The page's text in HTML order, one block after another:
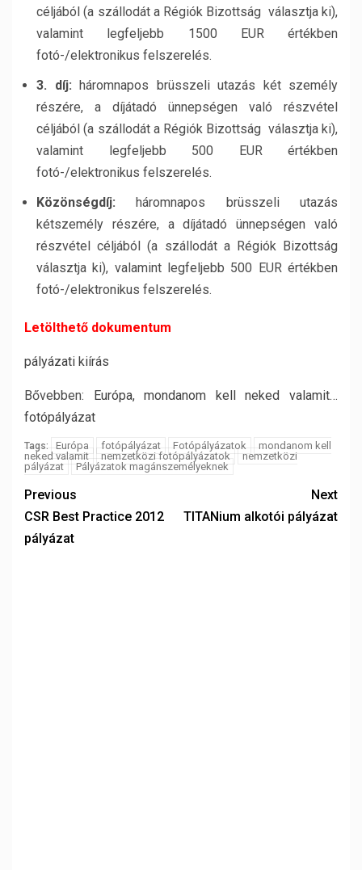
céljából (a szállodát a Régiók Bizottság választja ki),
valamint legfeljebb 1500 EUR értékben
fotó-/elektronikus felszerelés.
3. díj: háromnapos brüsszeli utazás két személy
részére, a díjátadó ünnepségen való részvétel
céljából (a szállodát a Régiók Bizottság választja ki),
valamint legfeljebb 500 EUR értékben
fotó-/elektronikus felszerelés.
Közönségdíj: háromnapos brüsszeli utazás
kétszemély részére, a díjátadó ünnepségen való
részvétel céljából (a szállodát a Régiók Bizottság
választja ki), valamint legfeljebb 500 EUR értékben
fotó-/elektronikus felszerelés.
Letölthető dokumentum
pályázati kiírás
Bővebben: Európa, mondanom kell neked valamit…
fotópályázat
Tags: Európa fotópályázat Fotópályázatok
mondanom kell
neked valamit
nemzetközi fotópályázatok
nemzetközi
pályázat
Pályázatok magánszemélyeknek
Previous
CSR Best Practice 2012
pályázat
Next
TITANium alkotói pályázat